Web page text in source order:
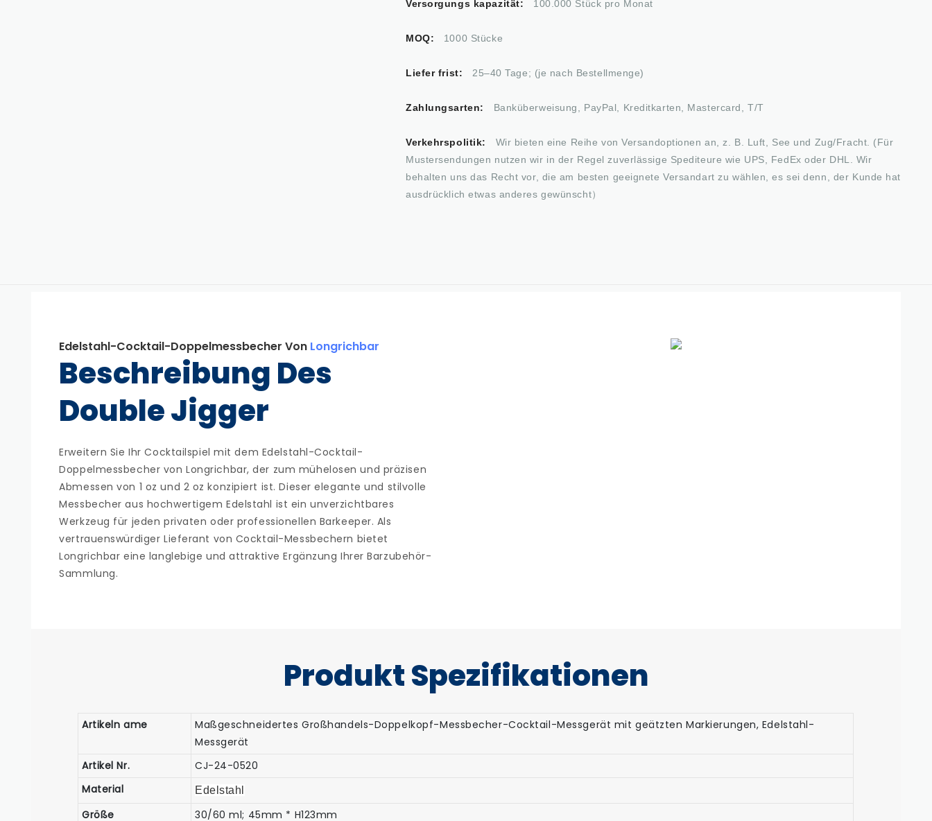
Versorgungs kapazität: 100.000 Stück pro Monat
MOQ: 1000 Stücke
Liefer frist: 25–40 Tage; (je nach Bestellmenge)
Zahlungsarten: Banküberweisung, PayPal, Kreditkarten, Mastercard, T/T
Verkehrspolitik:
Wir bieten eine Reihe von Versandoptionen an, z. B. Luft, See und Zug/Fracht. (Für
Mustersendungen nutzen wir in der Regel zuverlässige Spediteure wie UPS, FedEx oder DHL. Wir
behalten uns das Recht vor, die am besten geeignete Versandart zu wählen, es sei denn, der Kunde hat
ausdrücklich etwas anderes gewünscht）
Edelstahl-Cocktail-Doppelmessbecher Von Longrichbar
Beschreibung Des
Double Jigger
Erweitern Sie Ihr Cocktailspiel mit dem Edelstahl-Cocktail-
Doppelmessbecher von Longrichbar, der zum mühelosen und präzisen
Abmessen von 1 oz und 2 oz konzipiert ist. Dieser elegante und stilvolle
Messbecher aus hochwertigem Edelstahl ist ein unverzichtbares
Werkzeug für jeden privaten oder professionellen Barkeeper. Als
vertrauenswürdiger Lieferant von Cocktail-Messbechern bietet
Longrichbar eine langlebige und attraktive Ergänzung Ihrer Barzubehör-
Sammlung.
ProduktSpezifikationen
Artikeln ame
Maßgeschneidertes Großhandels-Doppelkopf-Messbecher-Cocktail-Messgerät mit geätzten Markierungen, Edelstahl-
Messgerät
Artikel Nr.
CJ-24-0520
Material
Edelstahl
Größe
30/60 ml; 45mm * H123mm